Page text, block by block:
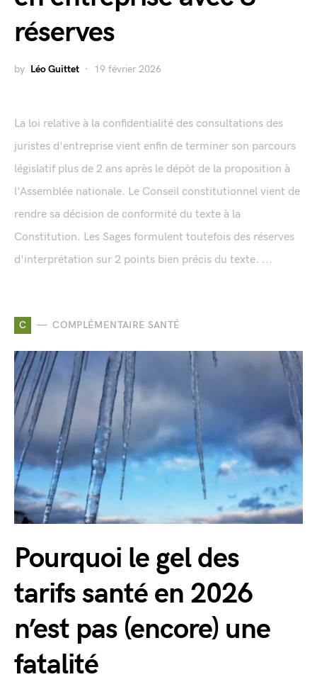
réserves
by Léo Guittet 19 février 2026
La loi relative à la confidentialité des consultations des
juristes d'entreprise vient enfin de terminer son parcours
législatif plus de 2 ans après le dépôt de la proposition à
l'Assemblée nationale. Le Conseil constitutionnel vient de
rendre sa décision de conformité du texte à la
Constitution. Les Sages formulent toutefois des réserves
d'interprétation sur 2 points bien précis du texte. ...
C COMPLÉMENTAIRE SANTÉ
Pourquoi le gel des
tarifs santé en 2026
n’est pas (encore) une
fatalité